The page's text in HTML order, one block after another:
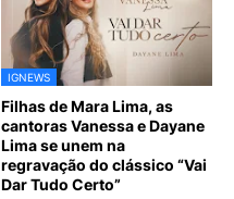
IGNEWS
Filhas de Mara Lima, as
cantoras Vanessa e Dayane
Lima se unem na
regravação do clássico “Vai
Dar Tudo Certo”